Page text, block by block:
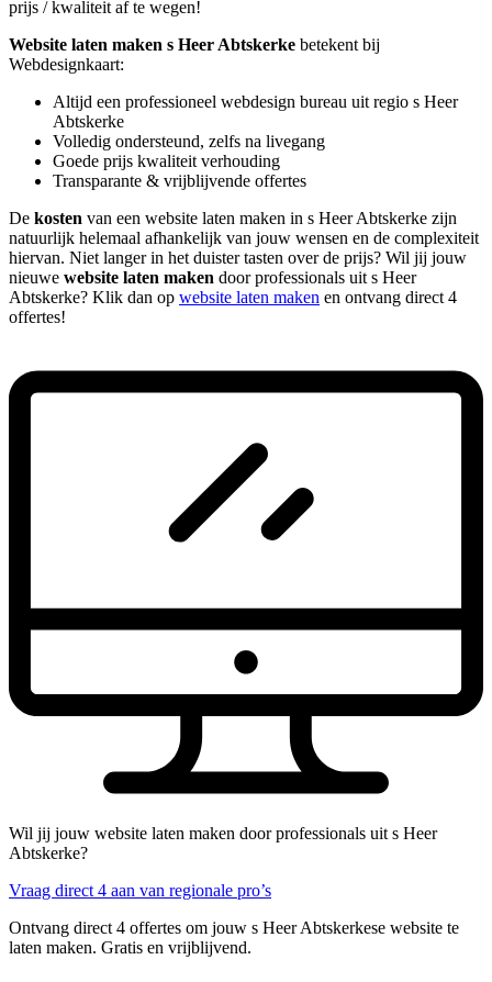
prijs / kwaliteit af te wegen!
Website laten maken s Heer Abtskerke betekent bij
Webdesignkaart:
Altijd een professioneel webdesign bureau uit regio s Heer
Abtskerke
Volledig ondersteund, zelfs na livegang
Goede prijs kwaliteit verhouding
Transparante & vrijblijvende offertes
De kosten van een website laten maken in s Heer Abtskerke zijn
natuurlijk helemaal afhankelijk van jouw wensen en de complexiteit
hiervan. Niet langer in het duister tasten over de prijs? Wil jij jouw
nieuwe website laten maken door professionals uit s Heer
Abtskerke? Klik dan op website laten maken en ontvang direct 4
offertes!
Wil jij jouw website laten maken door professionals uit s Heer
Abtskerke?
Vraag direct 4 aan van regionale pro’s
Ontvang direct 4 offertes om jouw s Heer Abtskerkese website te
laten maken. Gratis en vrijblijvend.